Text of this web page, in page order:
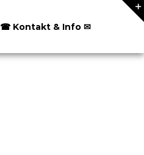
☎ Kontakt & Info ✉